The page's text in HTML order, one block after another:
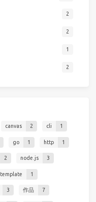
2
2
1
2
canvas 2 cli 1
go 1 http 1
2 node.js 3
template 1
3 作品 7